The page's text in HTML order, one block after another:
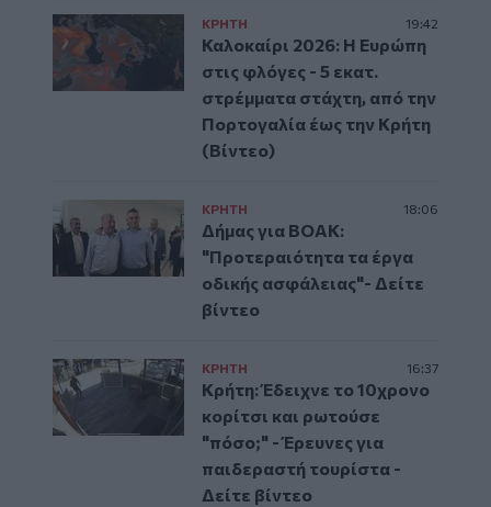
ΚΡΗΤΗ 19:42
Καλοκαίρι 2026: Η Ευρώπη
στις φλόγες - 5 εκατ.
στρέμματα στάχτη, από την
Πορτογαλία έως την Κρήτη
(Βίντεο)
ΚΡΗΤΗ 18:06
Δήμας για ΒΟΑΚ:
"Προτεραιότητα τα έργα
οδικής ασφάλειας"- Δείτε
βίντεο
ΚΡΗΤΗ 16:37
Κρήτη: Έδειχνε το 10χρονο
κορίτσι και ρωτούσε
"πόσο;" - Έρευνες για
παιδεραστή τουρίστα -
Δείτε βίντεο